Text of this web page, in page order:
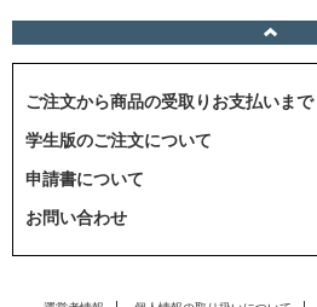
ご注文から商品の受取りお支払いまで
学生版のご注文について
申請書について
お問い合わせ